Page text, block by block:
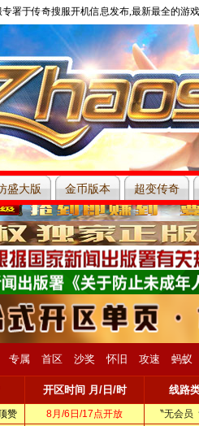
专署于传奇搜服开机信息发布,最新最全的游
盛大版
本
金币版本 超变传奇